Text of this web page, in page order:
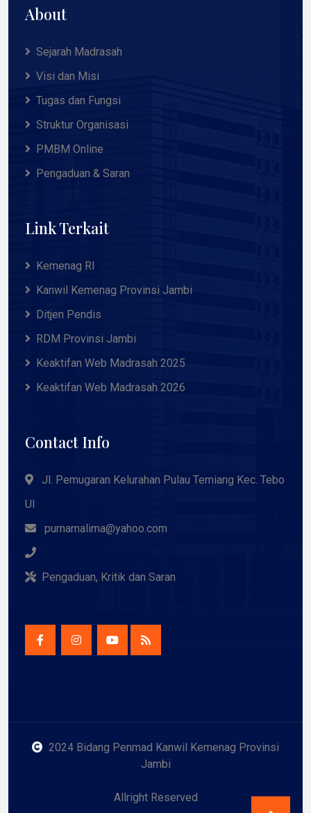
About
Sejarah Madrasah
Visi dan Misi
Tugas dan Fungsi
Struktur Organisasi
PMBM Online
Pengaduan & Saran
Link Terkait
Kemenag RI
Kanwil Kemenag Provinsi Jambi
Ditjen Pendis
RDM Provinsi Jambi
Keaktifan Web Madrasah 2025
Keaktifan Web Madrasah 2026
Contact Info
Jl. Pemugaran Kelurahan Pulau Temiang Kec. Tebo
Ul
purnamalima@yahoo.com
Pengaduan, Kritik dan Saran
2024 Bidang Penmad Kanwil Kemenag Provinsi
Jambi
Allright Reserved